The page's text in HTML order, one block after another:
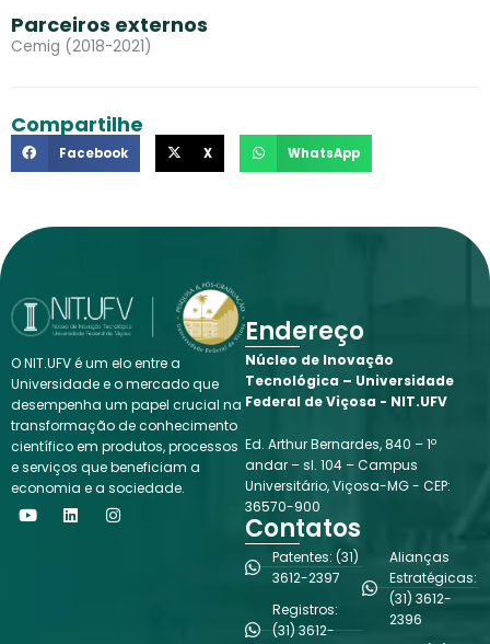
Parceiros externos
Cemig (2018-2021)
Compartilhe
Facebook X WhatsApp
O NIT.UFV é um elo entre a
Universidade e o mercado que
desempenha um papel crucial na
transformação de conhecimento
científico em produtos, processos
e serviços que beneficiam a
economia e a sociedade.
Y
o
L
i
I
n
Endereço
Núcleo de Inovação
Tecnológica – Universidade
Federal de Viçosa - NIT.UFV
Ed. Arthur Bernardes, 840 – 1º
andar – sl. 104 – Campus
Universitário, Viçosa-MG - CEP:
36570-900
Contatos
Patentes: (31)
3612-2397
Registros:
(31) 3612-
Alianças
Estratégicas:
(31) 3612-
2396